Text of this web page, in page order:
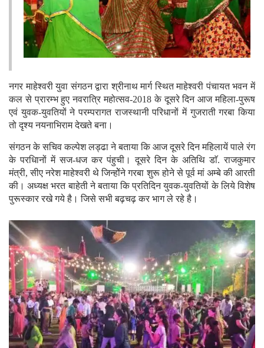
नगर माहेश्वरी युवा संगठन द्वारा श्रीनाथ मार्ग स्थित माहेश्वरी पंचायत भवन में
कल से प्रारम्भ हुए नवरात्रि महोत्सव-2018 के दूसरे दिन आज महिला-पुरूष
एवं युवक-युवतियों ने परम्परागत राजस्थानी परिधानों में गुजराती गरबा किया
तो दृश्य नयनाभिराम देखते बना।
संगठन के सचिव कल्पेश लड्ढा ने बताया कि आज दूसरे दिन महिलायें पाले रंग
के परधिानों में सज-धज कर पंहुची। दूसरे दिन के अतिथि डाॅ. राजकुमार
मंत्री, सीए नरेश माहेश्वरी थे जिन्होेंने गरबा शुरू होने से पूर्व मां अम्बे की आरती
की। अध्यक्ष भरत बाहेती ने बताया कि प्रतिदिन युवक-युवतियों के लिये विशेष
पुरूस्कार रखे गये है। जिसे सभी बढ़चढ़ कर भाग ले रहे है।